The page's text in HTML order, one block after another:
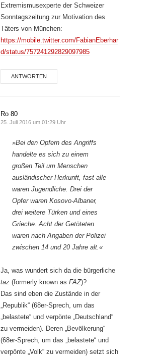
Extremismusexperte der Schweizer
Sonntagszeitung zur Motivation des
Täters von München:
https://mobile.twitter.com/FabianEberhar
d/status/757241292829097985
ANTWORTEN
Ro 80
25. Juli 2016 um 01:29 Uhr
»Bei den Opfern des Angriffs
handelte es sich zu einem
großen Teil um Menschen
ausländischer Herkunft, fast alle
waren Jugendliche. Drei der
Opfer waren Kosovo-Albaner,
drei weitere Türken und eines
Grieche. Acht der Getöteten
waren nach Angaben der Polizei
zwischen 14 und 20 Jahre alt.«
Ja, was wundert sich da die bürgerliche
taz (formerly known as FAZ)?
Das sind eben die Zustände in der
„Republik“ (68er-Sprech, um das
„belastete“ und verpönte „Deutschland“
zu vermeiden). Deren „Bevölkerung“
(68er-Sprech, um das „belastete“ und
verpönte „Volk“ zu vermeiden) setzt sich